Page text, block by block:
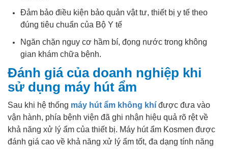
Đảm bảo điều kiện bảo quản vật tư, thiết bị y tế theo
đúng tiêu chuẩn của Bộ Y tế
Ngăn chặn nguy cơ hầm bí, đọng nước trong không
gian khám chữa bệnh.
Đánh giá của doanh nghiệp khi
sử dụng máy hút ẩm
Sau khi hệ thống máy hút ẩm không khí được đưa vào
vận hành, phía bệnh viện đã ghi nhận hiệu quả rõ rệt về
khả năng xử lý ẩm của thiết bị. Máy hút ẩm Kosmen được
đánh giá cao về khả năng xử lý ẩm tốt, đa dạng tính năng